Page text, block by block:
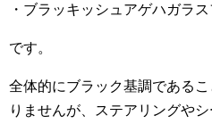
・ブラッキッシュアゲハガラ
です。
全体的にブラック基調である
りませんが、ステアリングや